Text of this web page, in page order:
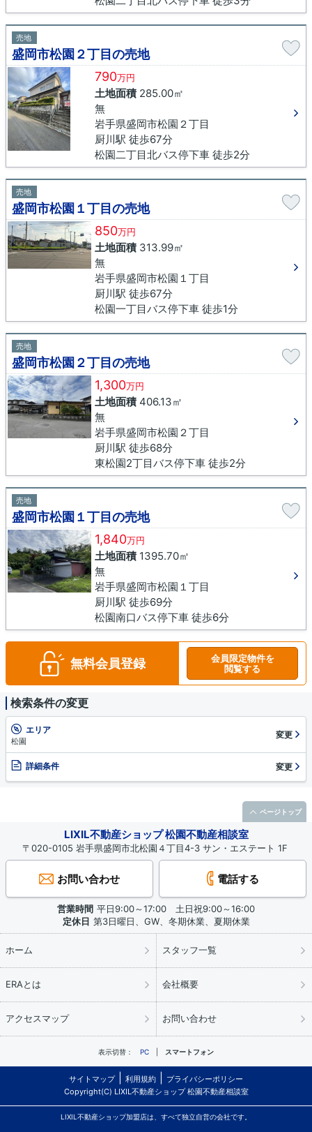
売地
盛岡市松園２丁目の売地
790万円
土地面積285.00㎡
無
岩手県盛岡市松園２丁目
厨川駅 徒歩67分
松園二丁目北バス停下車 徒歩2分
売地
盛岡市松園１丁目の売地
850万円
土地面積313.99㎡
無
岩手県盛岡市松園１丁目
厨川駅 徒歩67分
松園一丁目バス停下車 徒歩1分
売地
盛岡市松園２丁目の売地
1,300万円
土地面積406.13㎡
無
岩手県盛岡市松園２丁目
厨川駅 徒歩68分
東松園2丁目バス停下車 徒歩2分
売地
盛岡市松園１丁目の売地
1,840万円
土地面積1395.70㎡
無
岩手県盛岡市松園１丁目
厨川駅 徒歩69分
松園南口バス停下車 徒歩6分
無料会員登録
会員限定物件を
閲覧する
検索条件の変更
エリア
松園
変更
詳細条件 変更
LIXIL不動産ショップ 松園不動産相談室
〒020-0105 岩手県盛岡市北松園４丁目4-3 サン・エステート 1F
お問い合わせ 電話する
営業時間 平日9:00～17:00 土日祝9:00～16:00
定休日 第3日曜日、GW、冬期休業、夏期休業
ホーム スタッフ一覧
ERAとは 会社概要
アクセスマップ お問い合わせ
表示切替： PC スマートフォン
サイトマップ 利用規約
プライバシーポリシー
Copyright(C) LIXIL不動産ショップ 松園不動産相談室
LIXIL不動産ショップ加盟店は、すべて独立自営の会社です。
ページトップ